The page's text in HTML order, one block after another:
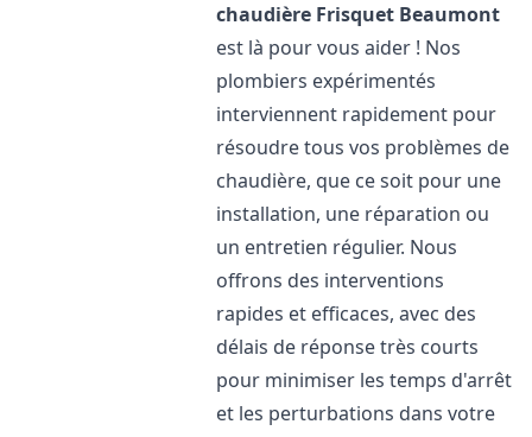
chaudière Frisquet Beaumont
est là pour vous aider ! Nos
plombiers expérimentés
interviennent rapidement pour
résoudre tous vos problèmes de
chaudière, que ce soit pour une
installation, une réparation ou
un entretien régulier. Nous
offrons des interventions
rapides et efficaces, avec des
délais de réponse très courts
pour minimiser les temps d'arrêt
et les perturbations dans votre